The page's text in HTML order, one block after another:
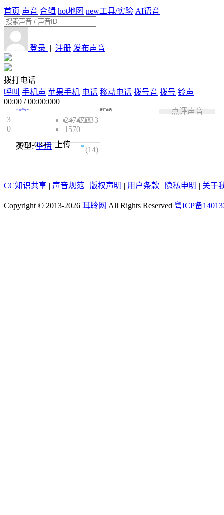
首页 声音 合辑 hot地图 new工具/实验 AI语音
登录 | 注册 发布声音
拨打电话
呼叫 手机声 苹果手机 电话 移动电话 拨号音 拨号 铃声
00:00 /00:00:000
3
0
angelique
24747223333
1570
2014-03-01上传
类型:生活 4.7(14)
拨打电话 点评声音
CC知识共享 | 声音规范 | 版权声明 | 用户条款 | 隐私申明 | 关于
Copyright © 2013-2026 耳聆网 All Rights Reserved 粤ICP备